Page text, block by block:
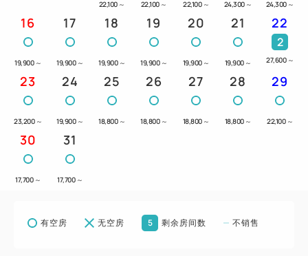
22,100 ～ 22,100 ～ 22,100 ～ 24,300 ～ 24,300 ～
16
19,900 ～
17
19,900 ～
18
19,900 ～
19
19,900 ～
20
19,900 ～
21
19,900 ～
22
2
27,600 ～
23
23,200 ～
24
19,900 ～
25
18,800 ～
26
18,800 ～
27
18,800 ～
28
18,800 ～
29
22,100 ～
30
17,700 ～
31
17,700 ～
有空房 无空房 5 剩余房间数 不销售